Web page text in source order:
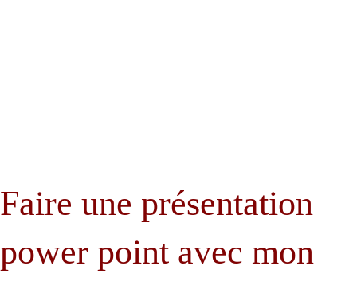
Faire une présentation
power point avec mon